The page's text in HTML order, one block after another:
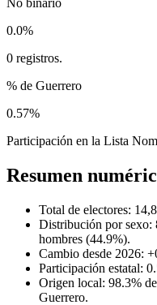
0.0%
0 registros.
% de Guerrero
0.57%
Participación en la Lista
Resumen
Total de electores:
Distribución por sexo:
hombres (44.9%).
Cambio desde 2026:
Participación estatal:
Origen local: 98.3%
Guerrero.